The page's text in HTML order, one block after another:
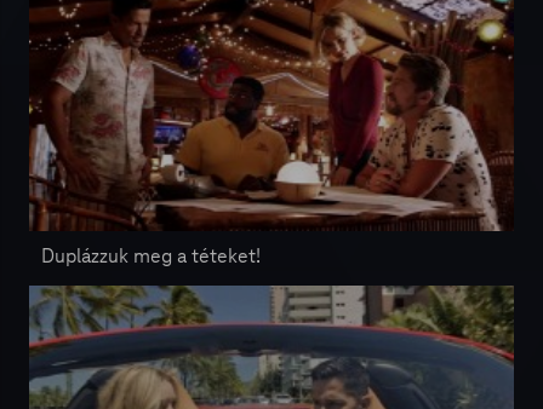
Duplázzuk meg a téteket!